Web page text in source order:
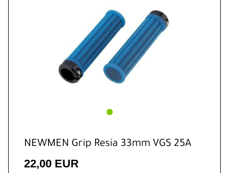
NEWMEN Grip Resia 33mm VGS 25A
22,00 EUR